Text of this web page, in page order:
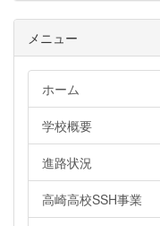
メニュー
ホーム
学校概要
進路状況
高崎高校SSH事業